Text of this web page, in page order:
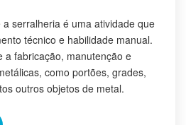
serralheria é uma atividade que
técnico e habilidade manual.
a fabricação, manutenção e
como portões, grades,
outros objetos de metal.